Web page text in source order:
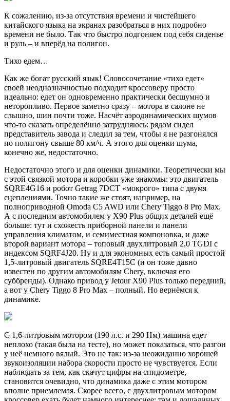
К сожалению, из-за отсутствия времени и чистейшего
китайского языка на экранах разобраться в них подробно
времени не было. Так что быстро подгоняем под себя сиденье
и руль – и вперёд на полигон.
Тихо едем…
Как же богат русский язык! Словосочетание «тихо едет»
своей неоднозначностью подходит кроссоверу просто
идеально: едет он одновременно практически бесшумно и
неторопливо. Первое заметно сразу – мотора в салоне не
слышно, шин почти тоже. Насчёт аэродинамических шумов
что-то сказать определённо затрудняюсь: рядом сидел
представитель завода и следил за тем, чтобы я не разгонялся
по полигону свыше 80 км/ч. А этого для оценки шума,
конечно же, недостаточно.
Недостаточно этого и для оценки динамики. Теоретически мы
с этой связкой мотора и коробки уже знакомы: это двигатель
SQRE4G16 и робот Getrag 7DCT «мокрого» типа с двумя
сцеплениями. Точно такие же стоят, например, на
полноприводной Omoda C5 AWD или Chery Tiggo 8 Pro Max.
А с последним автомобилем у X90 Plus общих деталей ещё
больше: тут и схожесть приборной панели и панели
управления климатом, и семиместная компоновка, и даже
второй вариант мотора – топовый двухлитровый 2,0 TGDI с
индексом SQRF4J20. Ну и для экономных есть самый простой
1,5-литровый двигатель SQRE4T15C (и он тоже давно
известен по другим автомобилям Chery, включая его
суббренды). Однако привод у Jetour X90 Plus только передний,
а вот у Chery Tiggo 8 Pro Max – полный. Но вернёмся к
динамике.
С 1,6-литровым мотором (190 л.с. и 290 Нм) машина едет
неплохо (такая была на тесте), но может показаться, что разгон
у неё немного вялый. Это не так: из-за неожиданно хорошей
звукоизоляции набора скорости просто не чувствуется. Если
наблюдать за тем, как скачут цифры на спидометре,
становится очевидно, что динамика даже с этим мотором
вполне приемлемая. Скорее всего, с двухлитровым мотором